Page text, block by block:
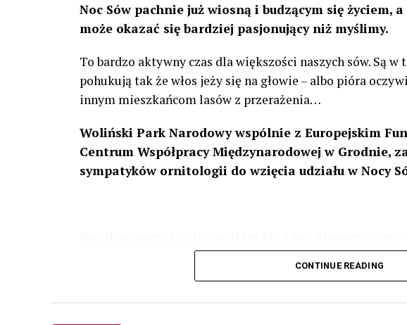
Noc Sów pachnie już wiosną i budzącym się życiem,
może okazać się bardziej pasjonujący niż myślimy.
To bardzo aktywny czas dla większości naszych sów. Są
pohukują tak że włos jeży się na głowie – albo pióra
innym mieszkańcom lasów z przerażenia…
Woliński Park Narodowy wspólnie z Europejskim
Centrum Współpracy Międzynarodowej w Grodnie,
sympatyków ornitologii do wzięcia udziału w Nocy
odbędzie się w dniach24 i 25 lutego 2023 r. wg
CONTINUE READING